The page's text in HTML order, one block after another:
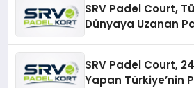
SRV Padel Court,
Dünyaya Uzanan
SRV Padel Court,
Yapan Türkiye’nin